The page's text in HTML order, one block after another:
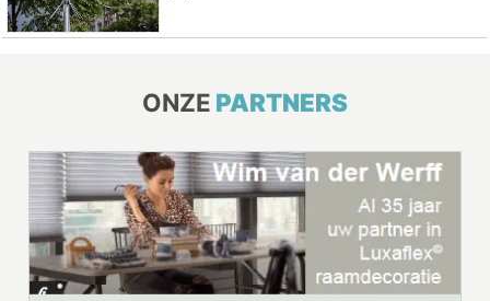
ONZE PARTNERS